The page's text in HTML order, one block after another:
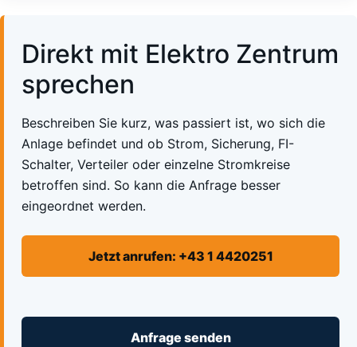
Direkt mit Elektro Zentrum
sprechen
Beschreiben Sie kurz, was passiert ist, wo sich die
Anlage befindet und ob Strom, Sicherung, FI-
Schalter, Verteiler oder einzelne Stromkreise
betroffen sind. So kann die Anfrage besser
eingeordnet werden.
Jetzt anrufen: +43 1 4420251
Anfrage senden